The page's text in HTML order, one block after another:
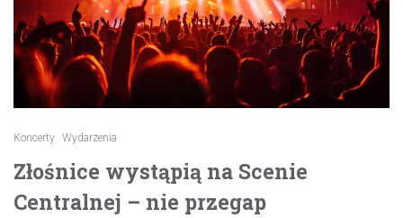
Koncerty Wydarzenia
Złośnice wystąpią na Scenie
Centralnej – nie przegap